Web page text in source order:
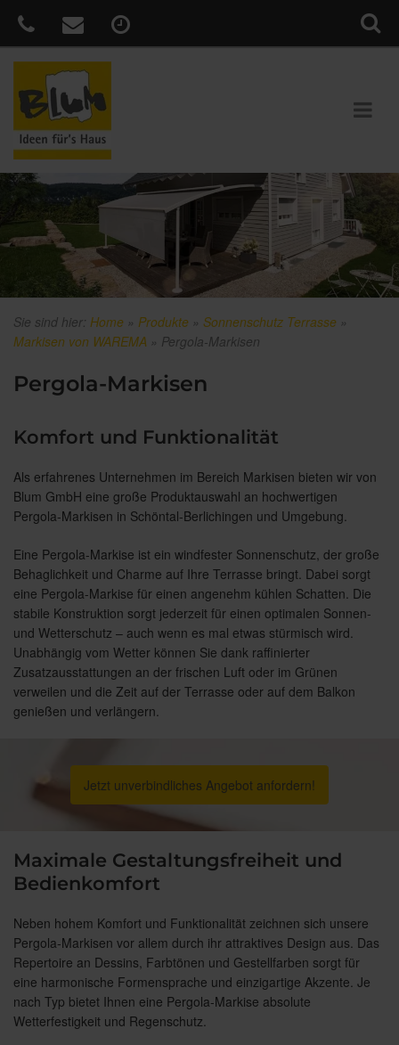
Sie sind hier: Home » Produkte » Sonnenschutz Terrasse »
Markisen von WAREMA » Pergola-Markisen
Pergola-Markisen
Komfort und Funktionalität
Als erfahrenes Unternehmen im Bereich Markisen bieten wir von
Blum GmbH eine große Produktauswahl an hochwertigen
Pergola-Markisen in Schöntal-Berlichingen und Umgebung.
Eine Pergola-Markise ist ein windfester Sonnenschutz, der große
Behaglichkeit und Charme auf Ihre Terrasse bringt. Dabei sorgt
eine Pergola-Markise für einen angenehm kühlen Schatten. Die
stabile Konstruktion sorgt jederzeit für einen optimalen Sonnen-
und Wetterschutz – auch wenn es mal etwas stürmisch wird.
Unabhängig vom Wetter können Sie dank raffinierter
Zusatzausstattungen an der frischen Luft oder im Grünen
verweilen und die Zeit auf der Terrasse oder auf dem Balkon
genießen und verlängern.
Jetzt unverbindliches Angebot anfordern!
Maximale Gestaltungsfreiheit und
Bedienkomfort
Neben hohem Komfort und Funktionalität zeichnen sich unsere
Pergola-Markisen vor allem durch ihr attraktives Design aus. Das
Repertoire an Dessins, Farbtönen und Gestellfarben sorgt für
eine harmonische Formensprache und einzigartige Akzente. Je
nach Typ bietet Ihnen eine Pergola-Markise absolute
Wetterfestigkeit und Regenschutz.